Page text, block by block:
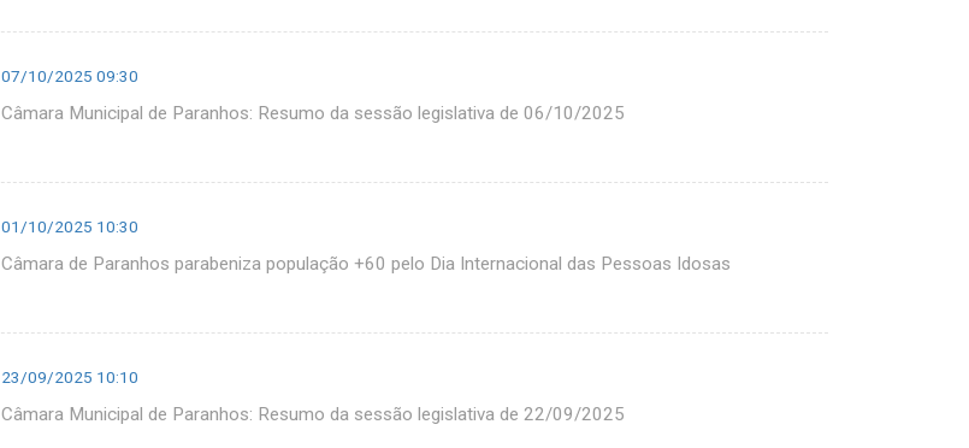
07/10/2025 09:30
Câmara Municipal de Paranhos: Resumo da sessão legislativa de 06/10/2025
01/10/2025 10:30
Câmara de Paranhos parabeniza população +60 pelo Dia Internacional das Pessoas Idosas
23/09/2025 10:10
Câmara Municipal de Paranhos: Resumo da sessão legislativa de 22/09/2025